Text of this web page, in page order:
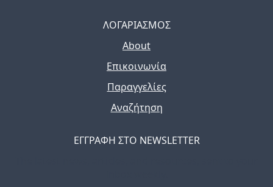
ΛΟΓΑΡΙΑΣΜΟΣ
About
Επικοινωνία
Παραγγελίες
Αναζήτηση
ΕΓΓΡΑΦΗ ΣΤΟ NEWSLETTER